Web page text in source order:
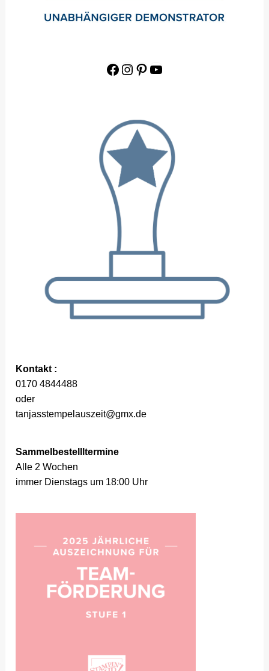
Facebook
Instagram
Pinterest
YouTube
Kontakt :
0170 4844488
oder
tanjasstempelauszeit@gmx.de
Sammelbestellltermine
Alle 2 Wochen
immer Dienstags um 18:00 Uhr